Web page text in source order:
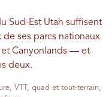
Sud-Est Utah suffisent
ses parcs nationaux
Canyonlands — et
deux.
VTT, quad et tout-terrain,